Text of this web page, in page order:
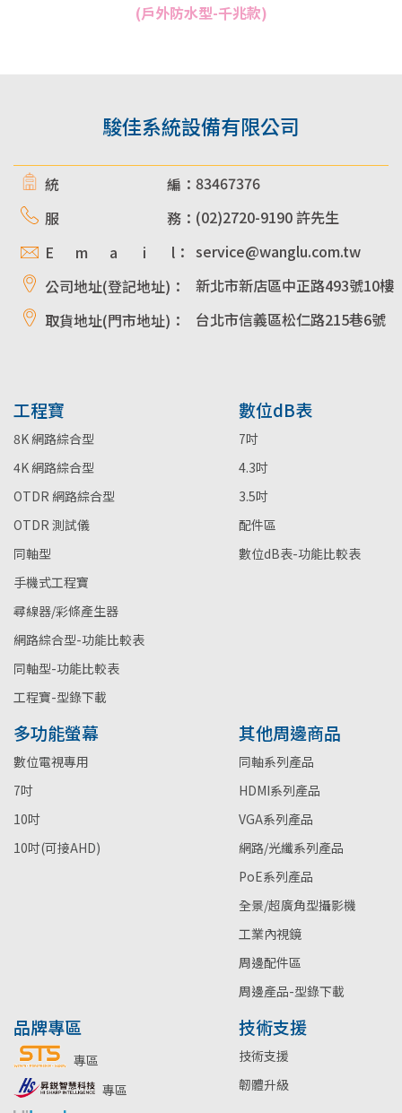
(戶外防水型-千兆款)
駿佳系統設備有限公司
統 編： 83467376
服 務： (02)2720-9190 許先生
E m a i l： service@wanglu.com.tw
公司地址(登記地址)：
新北市新店區中正路493號10樓
取貨地址(門市地址)：
台北市信義區松仁路215巷6號
工程寶
8K 網路綜合型
4K 網路綜合型
OTDR 網路綜合型
OTDR 測試儀
同軸型
手機式工程寶
尋線器/彩條產生器
網路綜合型-功能比較表
同軸型-功能比較表
工程寶-型錄下載
數位dB表
7吋
4.3吋
3.5吋
配件區
數位dB表-功能比較表
多功能螢幕
數位電視專用
7吋
10吋
10吋(可接AHD)
其他周邊商品
同軸系列產品
HDMI系列產品
VGA系列產品
網路/光纖系列產品
PoE系列產品
全景/超廣角型攝影機
工業內視鏡
周邊配件區
周邊產品-型錄下載
品牌專區
專區
專區
技術支援
技術支援
韌體升級